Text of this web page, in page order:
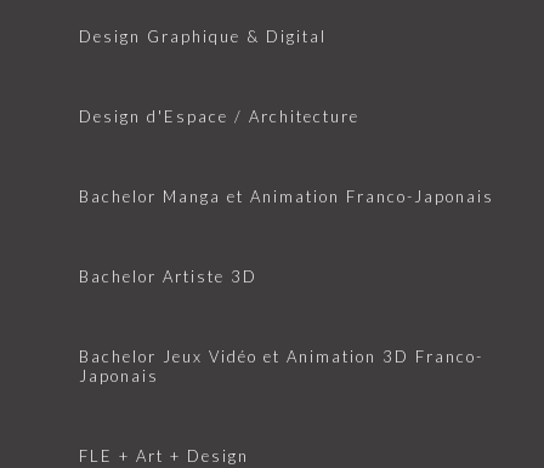
Design Graphique & Digital
Design d'Espace / Architecture
Bachelor Manga et Animation Franco-Japonais
Bachelor Artiste 3D
Bachelor Jeux Vidéo et Animation 3D Franco-
Japonais
FLE + Art + Design